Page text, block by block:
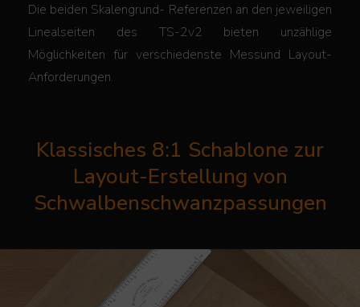
Die beiden Skalengrund- Referenzen an den jeweiligen
Linealseiten des TS-2v2 bieten unzählige
Möglichkeiten für verschiedenste Messund Layout-
Anforderungen.
Klassisches 8:1 Schablone zur
Layout-Erstellung von
Schwalbenschwanzpassungen